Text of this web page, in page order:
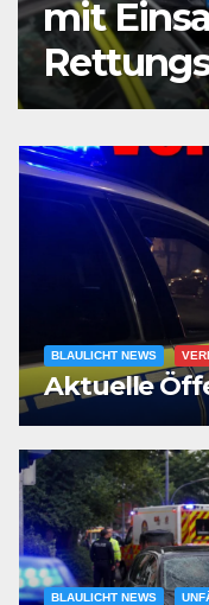
Mann
BLAULICHT NEWS
Aktuelle
BLAULICHT NEWS